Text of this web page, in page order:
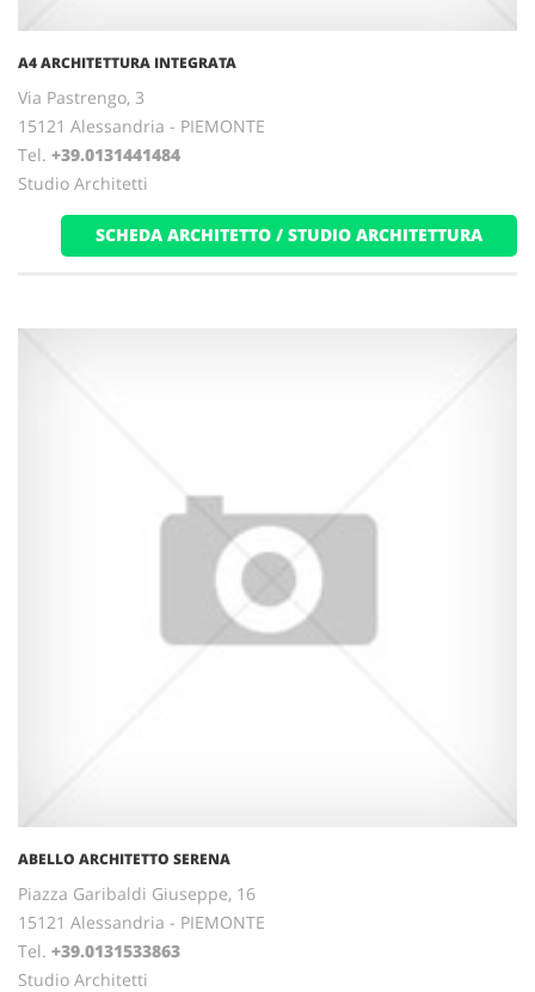
A4 ARCHITETTURA INTEGRATA
Via Pastrengo, 3
15121 Alessandria - PIEMONTE
Tel. +39.0131441484
Studio Architetti
SCHEDA ARCHITETTO / STUDIO ARCHITETTURA
ABELLO ARCHITETTO SERENA
Piazza Garibaldi Giuseppe, 16
15121 Alessandria - PIEMONTE
Tel. +39.0131533863
Studio Architetti